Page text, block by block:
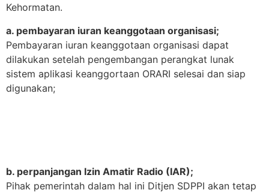
Kehormatan.
a. pembayaran iuran keanggotaan organisasi;
Pembayaran iuran keanggotaan organisasi dapat
dilakukan setelah pengembangan perangkat lunak
sistem aplikasi keanggortaan ORARI selesai dan siap
digunakan;
b. perpanjangan Izin Amatir Radio (IAR);
Pihak pemerintah dalam hal ini Ditjen SDPPI akan tetap